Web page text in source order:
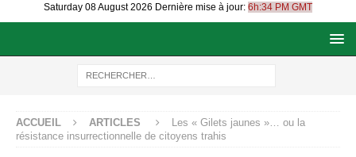
Saturday 08 August 2026 Dernière mise à jour: 6h:34 PM GMT
ACCUEIL ARTICLES
Les « Gilets jaunes »… ou la
résistance insurrectionnelle de citoyens trahis